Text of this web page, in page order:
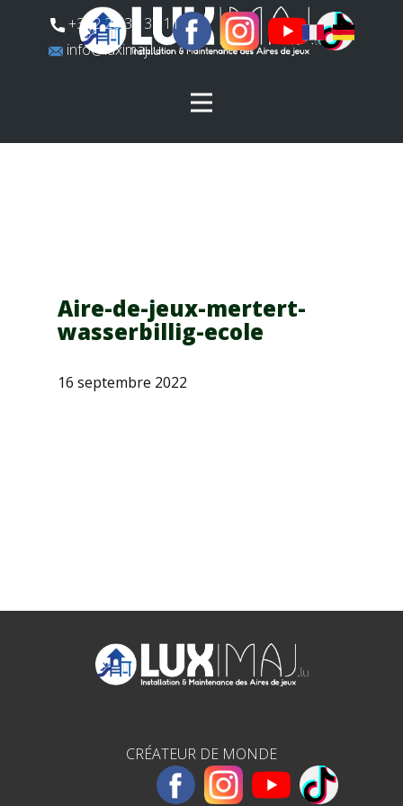
​+352 26 31 37 11
​info@luximaj.lu
Aire-de-jeux-mertert-
wasserbillig-ecole
16 septembre 2022
CRÉATEUR DE MONDE